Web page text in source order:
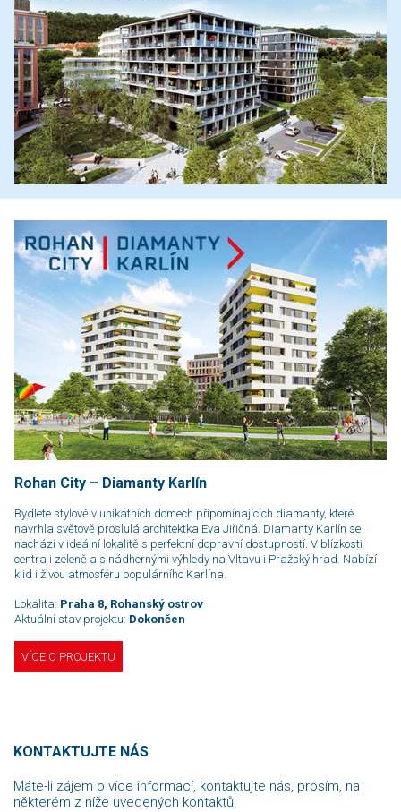
Rohan City – Diamanty Karlín
Bydlete stylově v unikátních domech připomínajících diamanty, které
navrhla světově proslulá architektka Eva Jiřičná. Diamanty Karlín se
nachází v ideální lokalitě s perfektní dopravní dostupností. V blízkosti
centra i zeleně a s nádhernými výhledy na Vltavu i Pražský hrad. Nabízí
klid i živou atmosféru populárního Karlína.
Lokalita: Praha 8, Rohanský ostrov
Aktuální stav projektu: Dokončen
VÍCE O PROJEKTU
KONTAKTUJTE NÁS
Máte-li zájem o více informací, kontaktujte nás, prosím, na
některém z níže uvedených kontaktů.